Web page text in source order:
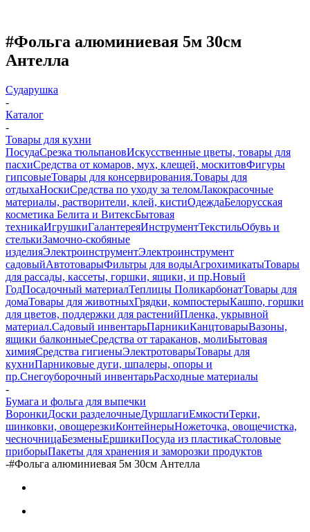
#Фольга алюминиевая 5м 30см
Антелла
Сударушка
-
Каталог
-
Товары для кухни
ПосудаСрезка тюльпановИскусственные цветы, товары для
пасхиСредства от комаров, мух, клещей, москитовФигуры
гипсовыеТовары для консервирования.Товары для
отдыхаНоскиСредства по уходу за теломЛакокрасочные
материалы, растворители, клей, кистиОдеждаБелорусская
косметика Белита и ВитексБытовая
техникаИгрушкиГалантереяИнструментТекстильОбувь и
стелькиЗамочно-скобяные
изделияЭлектроинструментЭлектроинструмент
садовыйАвтотоварыФильтры для водыАгрохимикатыТовары
для рассады, кассеты, горшки, ящики, и пр.Новый
ГодПосадочный материалТеплицы ПоликарбонатТовары для
домаТовары для животныхГрядки, компостерыКашпо, горшки
для цветов, поддержки для растенийПленка, укрывной
материал.Садовый инвентарьПарникиКанцтоварыВазоны,
ящики балконныеСредства от тараканов, молиБытовая
химияСредства гигиеныЭлектротоварыТовары для
кухниПарниковые дуги, шпалеры, опоры и
пр.Снегоуборочный инвентарьРасходные материалы
-
Бумага и фольга для выпечки
ВоронкиДоски разделочныеДуршлагиЕмкостиТерки,
шинковки, овощерезкиКонтейнерыНожеточка, овощечистка,
чесночницаБезменыЕршикиПосуда из пластикаСтоловые
приборыПакеты для хранения и заморозки продуктов
-#Фольга алюминиевая 5м 30см Антелла